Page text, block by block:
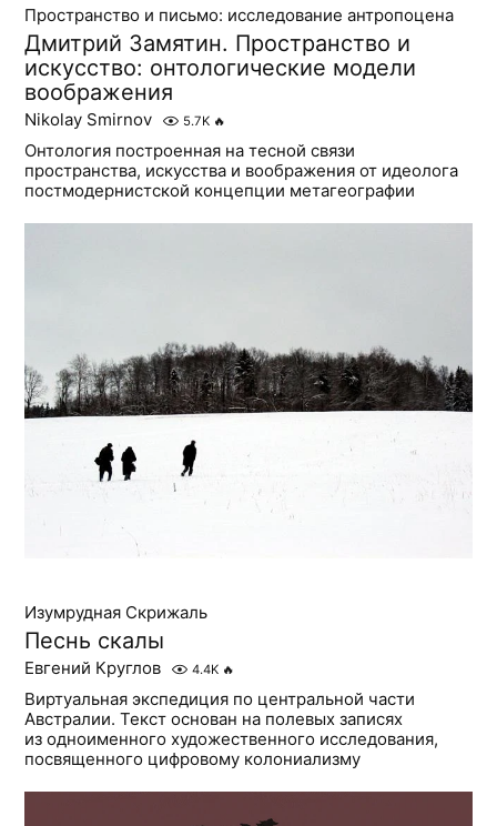
Пространство и письмо: исследование антропоцена
Дмитрий Замятин. Пространство и
искусство: онтологические модели
воображения
Nikolay Smirnov 5.7K 🔥
Онтология построенная на тесной связи
пространства, искусства и воображения от идеолога
постмодернистской концепции метагеографии
Изумрудная Скрижаль
Песнь скалы
Евгений Круглов 4.4K 🔥
Виртуальная экспедиция по центральной части
Австралии. Текст основан на полевых записях
из одноименного художественного исследования,
посвященного цифровому колониализму